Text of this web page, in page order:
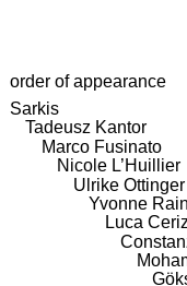
order of appearance
Sarkis
Tadeusz Kantor
Marco Fusinato
Nicole L’Huillier
Ulrike Ottinger
Yvonne
Luca